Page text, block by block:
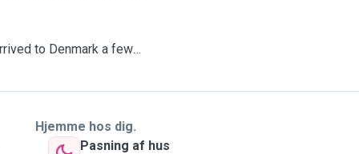
to Denmark a few
cannot come with us
I growth in the field
Hjemme hos dig.
Pasning af hus